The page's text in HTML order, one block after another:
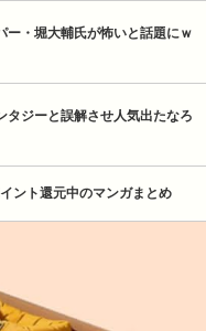
ー・堀大輔氏が怖いと話題にｗ
タジーと誤解させ人気出たなろ
ント還元中のマンガまとめ